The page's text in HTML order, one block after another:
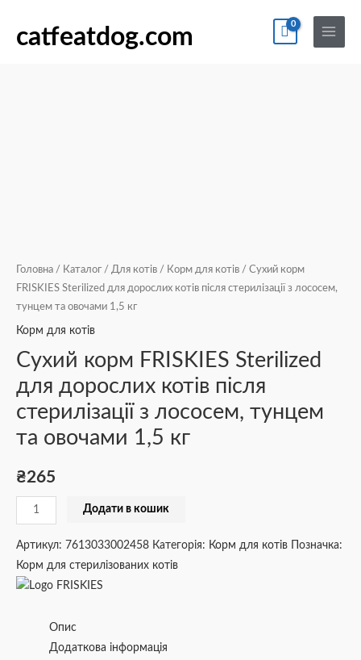
catfeatdog.com
Main
Menu
Головна / Каталог / Для котів / Корм для котів / Сухий корм
FRISKIES Sterilized для дорослих котів після стерилізації з лососем,
тунцем та овочами 1,5 кг
Корм для котів
Сухий корм FRISKIES Sterilized
для дорослих котів після
стерилізації з лососем, тунцем
та овочами 1,5 кг
₴265
Сухий
корм
та
овочами
1,5
кг
Додати в кошик
Артикул: 7613033002458 Категорія: Корм для котів
Позначка:
Корм для стерилізованих котів
Опис
Додаткова інформація